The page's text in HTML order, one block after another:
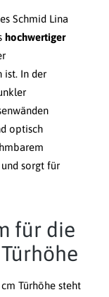
Schmid Lina
hochwertiger
ist. In der
optisch
sorgt für
für die
Türhöhe steht